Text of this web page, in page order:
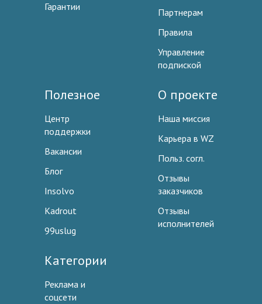
Гарантии
Партнерам
Правила
Управление
подпиской
Полезное
Центр
поддержки
Вакансии
Блог
Insolvo
Kadrout
99uslug
О проекте
Наша миссия
Карьера в WZ
Польз. согл.
Отзывы
заказчиков
Отзывы
исполнителей
Категории
Реклама и
соцсети